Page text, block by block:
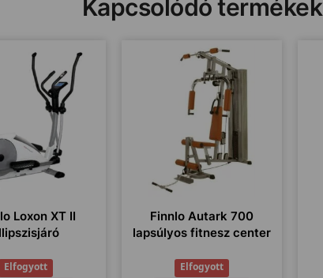
Kapcsolódó termékek
Loxon XT II
Elfogyott
Finnlo Autark 700
lapsúlyos fitnesz center
Elfogyott